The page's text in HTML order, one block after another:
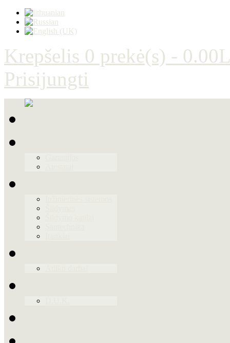
Krepšelis 0 prekė(s) -
Prisijungti